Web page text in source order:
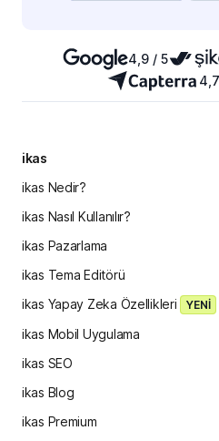
4,9 / 5
ikas
ikas Nedir?
ikas Nasıl Kullanılır?
ikas Pazarlama
ikas Tema Editörü
ikas Yapay Zeka Özellikleri
YENİ
ikas Mobil Uygulama
ikas SEO
ikas Blog
ikas Premium